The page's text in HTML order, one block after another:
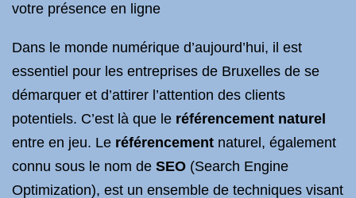
votre présence en ligne
Dans le monde numérique d’aujourd’hui, il est
essentiel pour les entreprises de Bruxelles de se
démarquer et d’attirer l’attention des clients
potentiels. C’est là que le référencement naturel
entre en jeu. Le référencement naturel, également
connu sous le nom de SEO (Search Engine
Optimization), est un ensemble de techniques visant